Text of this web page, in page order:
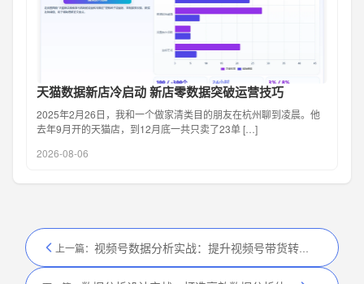
天猫数据新店冷启动 新店零数据突破运营技巧
2025年2月26日，我和一个做家清类目的朋友在杭州聊到凌晨。他
去年9月开的天猫店，到12月底一共只卖了23单 […]
2026-08-06
上一篇： 视频号数据分析实战：提升视频号带货转化率的核心方法